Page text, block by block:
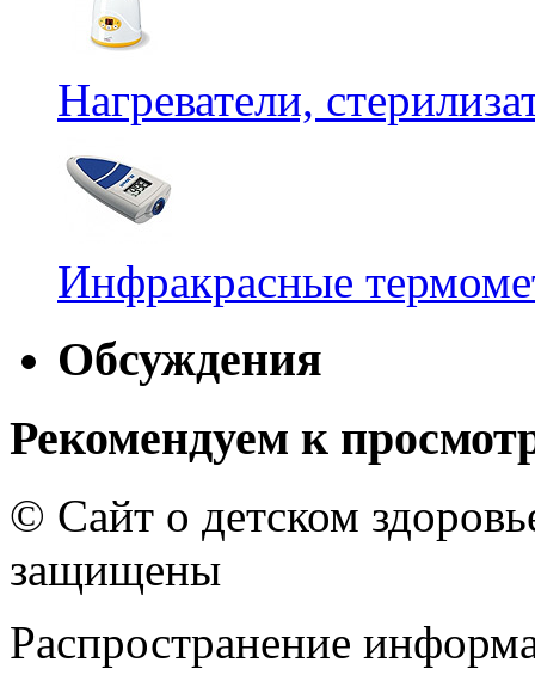
Нагреватели,
Инфракрасные
Обсуждения
Рекомендуем к
© Сайт о детском
защищены
Распространение